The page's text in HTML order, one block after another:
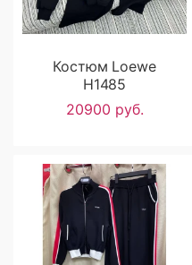
Костюм Loewe
H1485
20900 руб.